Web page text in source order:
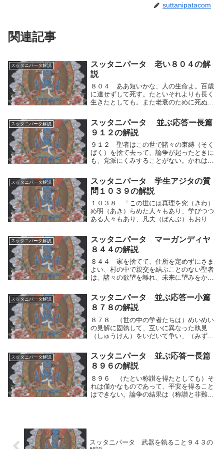
suttanipatacom
関連記事
スッタニパータ解説
スッタニパータ 老い８０４の解
説
８０４ ああ短いかな、人の生命よ。百歳
に達せずして死す。たといそれよりも長く
生きたとしても。また老衰のために死ぬ。
して死す。たといそれよりも長く生きたと
しても。また老衰のために死ぬ。この世は
無常である。...
スッタニパータ解説
スッタニパータ 並ぶ応答ー長篇
９１２の解説
９１２ 聖者はこの世で諸々の束縛（そく
ばく）を捨て去って、論争が起ったときに
も、党派にくみすることがない。かれは不
として、執することがない。ー他の人々は
それに執着しているのだが。－聖者はこの
世で諸々の人...
スッタニパータ解説
スッタニパータ 学生アジタの質
問１０３９の解説
１０３８ 「この世には真理を究（きわ）
め明（あき）らめた人々もあり、学びつつ
ある人々もあり、凡夫（ぼんぷ）もおりま
れらのふるまいを語ってください。わが友
よ。」１０３９ 「修行者は諸々の欲望に
耽（ふけ）っ...
スッタニパータ解説
スッタニパータ マーガンディヤ
８４４の解説
８４４ 家を捨てて、住所を定めずにさま
よい、村の中で親交を結ぶことのない聖者
は、諸々の欲望を離れ、未来に望みをかけ
論をしてはならない。気づきを糧にし、家
を捨てて、住所を定めずにさまよい、村の
中で親交を結...
スッタニパータ解説
スッタニパータ 並ぶ応答ー小篇
８７８の解説
８７８ （世の中の学者たちは）めいめい
の見解に固執して、互いに異なった執見
（しゅうけん）をいだいて争い、（みずか
ざまに論ずる。ー「このように知る人は真
理を知っている。これを非難する人はまだ
不完全な人であ...
スッタニパータ解説
スッタニパータ 並ぶ応答ー長篇
８９６の解説
８９６ （たとい称讃を得たとしても）そ
れは僅かなものであって、平安を得ること
はできない。論争の結果は（称讃と非難と
スッタニパータ 武器を執ること９４３の